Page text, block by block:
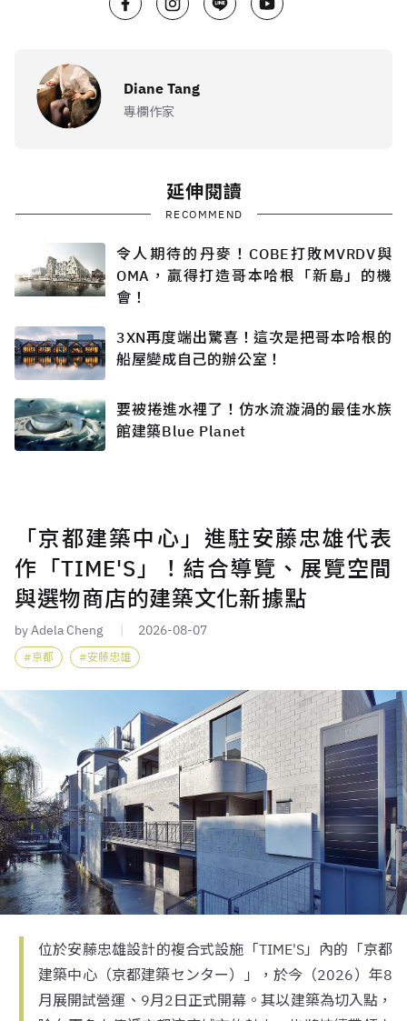
Diane Tang
專欄作家
延伸閱讀
RECOMMEND
令人期待的丹麥！COBE打敗MVRDV與
OMA，贏得打造哥本哈根「新島」的機
會！
3XN再度端出驚喜！這次是把哥本哈根的
船屋變成自己的辦公室！
要被捲進水裡了！仿水流漩渦的最佳水族
館建築Blue Planet
「京都建築中心」進駐安藤忠雄代表
作「TIME'S」！結合導覽、展覽空間
與選物商店的建築文化新據點
by Adela Cheng 2026-08-07
京都 安藤忠雄
位於安藤忠雄設計的複合式設施「TIME'S」內的「京都
建築中心（京都建築センター）」，於今（2026）年8
月展開試營運、9月2日正式開幕。其以建築為切入點，